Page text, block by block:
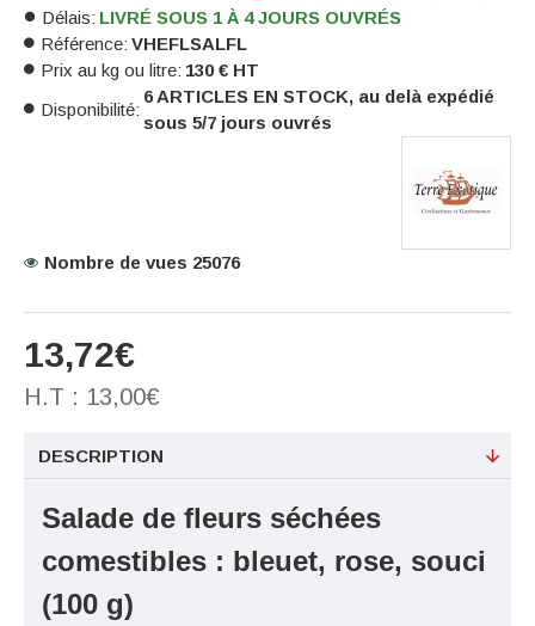
13,72€
H.T : 13,00€
Délais: LIVRÉ SOUS 1 À 4 JOURS OUVRÉS
Référence: VHEFLSALFL
Prix au kg ou litre: 130 € HT
Disponibilité:
6 ARTICLES EN STOCK, au delà expédié
sous 5/7 jours ouvrés
Nombre de vues 25076
DESCRIPTION
Salade de fleurs séchées
comestibles : bleuet, rose, souci
(100 g)